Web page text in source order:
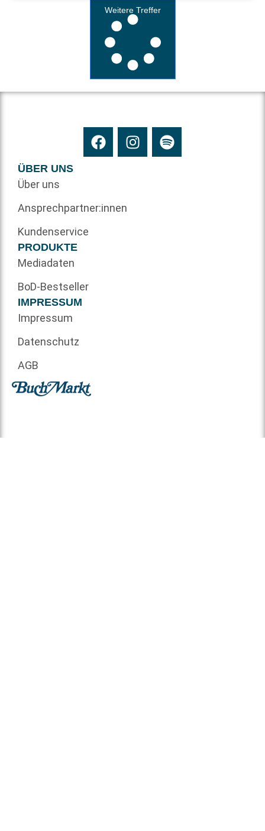
Weitere Treffer
ÜBER UNS
Über uns
Ansprechpartner:innen
Kundenservice
PRODUKTE
Mediadaten
BoD-Bestseller
IMPRESSUM
Impressum
Datenschutz
AGB